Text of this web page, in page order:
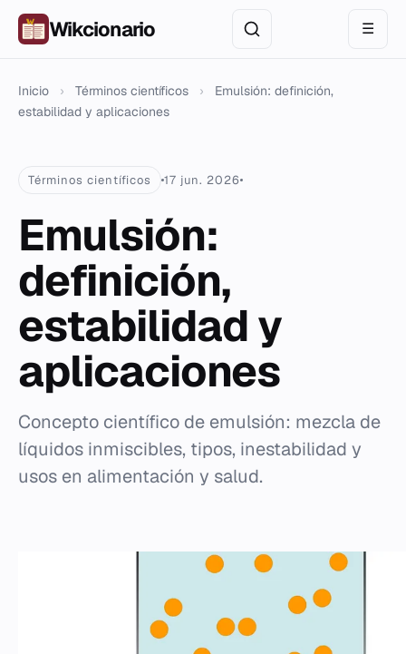
Wikcionario ☰
Inicio › Términos científicos ›
Emulsión: definición,
estabilidad y aplicaciones
Términos científicos 17 jun. 2026
Emulsión:
definición,
estabilidad y
aplicaciones
Concepto científico de emulsión: mezcla de
líquidos inmiscibles, tipos, inestabilidad y
usos en alimentación y salud.